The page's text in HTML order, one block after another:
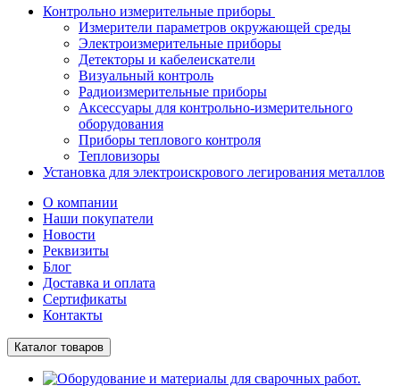
Контрольно измерительные приборы
Измерители параметров окружающей среды
Электроизмерительные приборы
Детекторы и кабелеискатели
Визуальный контроль
Радиоизмерительные приборы
Аксессуары для контрольно-измерительного
оборудования
Приборы теплового контроля
Тепловизоры
Установка для электроискрового легирования металлов
О компании
Наши покупатели
Новости
Реквизиты
Блог
Доставка и оплата
Сертификаты
Контакты
Каталог товаров